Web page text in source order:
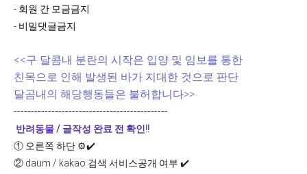
- 회원 간 모금금지
- 비밀댓글금지
<<구 달콤내 분란의 시작은 입양 및 임보를 통한
친목으로 인해 발생된 바가 지대한 것으로 판단
달곰내의 해당행동들은 불허합니다>>
---------------------------------------------
반려동물 / 글작성 완료 전 확인!!
① 오른쪽 하단 ⚙️✔️
② daum / kakao 검색 서비스공개 여부 ✔️